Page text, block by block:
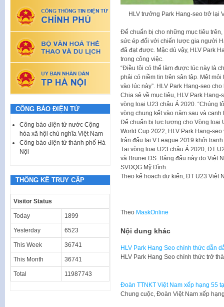
HLV trưởng Park Hang-seo trở lại
Để chuẩn bị cho những mục tiêu
sức ép đối với chiến lược gia người
đã đạt được. Mặc dù vậy, HLV Park
trong công việc.
“Điều tôi có thể làm được lúc này là
phải có niềm tin trên sân tập. Mệt
vào lúc này”. HLV Park Hang-seo
Chia sẻ về mục tiêu, HLV Park
vòng loại U23 châu Á 2020. “Chúng
vòng chung kết vào năm sau và cạnh
Để chuẩn bị lực lượng cho Vòng loại
World Cup 2022, HLV Park Hang-
trận đấu tại V.League 2019 khởi
Tại vòng loại U23 châu Á 2020, ĐT
và Brunei DS. Bảng đấu này do Việt
SVĐQG Mỹ Đình.
Theo kế hoạch dự kiến, ĐT U23 Việt
Theo MaskOnline
Nội dung khác
HLV Park Hang Seo chính thức dẫn
HLV Park Hang Seo chính thức trở
Đoàn TTNKT Việt Nam xếp hạng 55
Chung cuộc, Đoàn Việt Nam xếp
CÔNG BÁO ĐIỆN TỬ
Công báo điện tử nước Cộng
hòa xã hội chủ nghĩa Việt Nam
Công báo điện tử thành phố Hà
Nội
THỐNG KÊ TRUY CẬP
Visitor Status
Today 1899
Yesterday 6523
This Week 36741
This Month 36741
Total 11987743